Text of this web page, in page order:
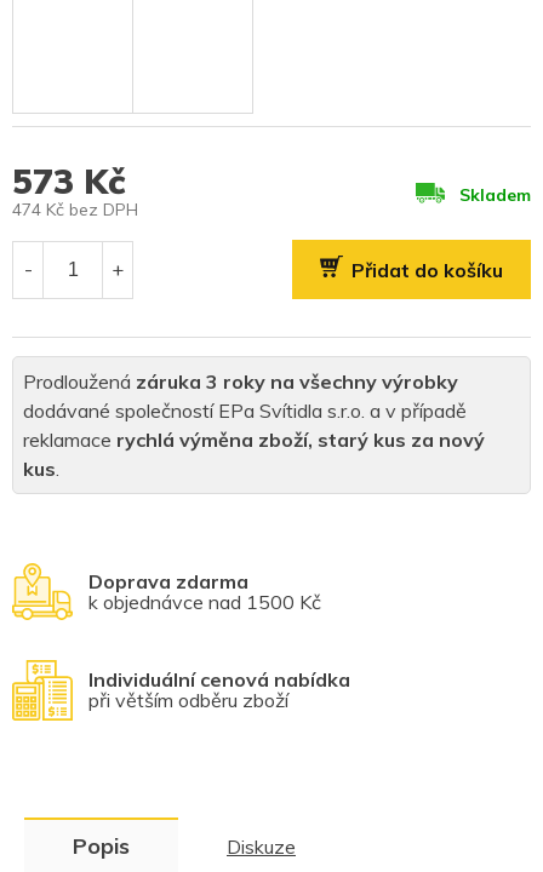
Doprava zdarma
k objednávce nad 1500 Kč
Individuální cenová nabídka
při větším odběru zboží
Prodloužená záruka 3 roky na všechny výrobky
dodávané společností EPa Svítidla s.r.o. a v případě
reklamace rychlá výměna zboží, starý kus za nový
kus.
573 Kč
474 Kč bez DPH
Skladem
Přidat do košíku
Popis Diskuze